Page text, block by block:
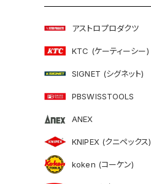
アストロプロダクツ
KTC (ケーティーシー)
SIGNET (シグネット)
PBSWISSTOOLS
ANEX
KNIPEX (クニペックス)
koken (コーケン)